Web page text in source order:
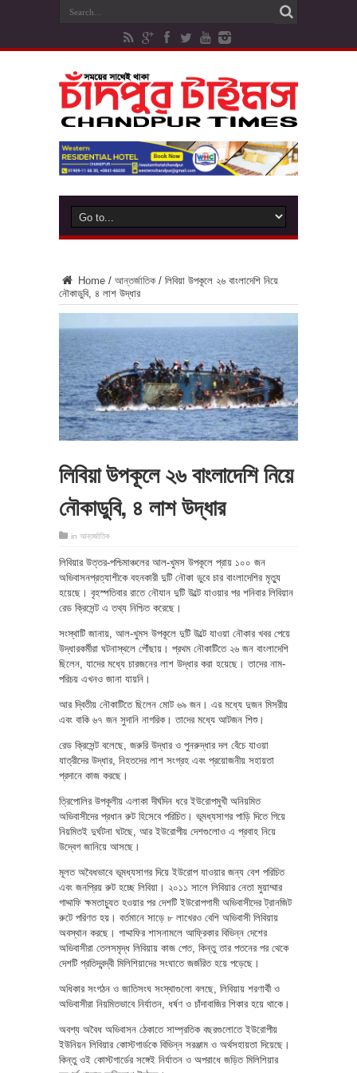
Home / আন্তর্জাতিক / লিবিয়া উপকূলে ২৬ বাংলাদেশি নিয়ে
নৌকাডুবি, ৪ লাশ উদ্ধার
লিবিয়া উপকূলে ২৬ বাংলাদেশি নিয়ে
নৌকাডুবি, ৪ লাশ উদ্ধার
in আন্তর্জাতিক
লিবিয়ার উত্তর-পশ্চিমাঞ্চলের আল-খুমস উপকূলে প্রায় ১০০ জন
অভিবাসনপ্রত্যাশীকে বহনকারী দুটি নৌকা ডুবে চার বাংলাদেশির মৃত্যু
হয়েছে। বৃহস্পতিবার রাতে নৌযান দুটি উল্টে যাওয়ার পর শনিবার লিবিয়ান
রেড ক্রিসেন্ট এ তথ্য নিশ্চিত করেছে।
সংস্থাটি জানায়, আল-খুমস উপকূলে দুটি উল্টে যাওয়া নৌকার খবর পেয়ে
উদ্ধারকর্মীরা ঘটনাস্থলে পৌঁছায়। প্রথম নৌকাটিতে ২৬ জন বাংলাদেশি
ছিলেন, যাদের মধ্যে চারজনের লাশ উদ্ধার করা হয়েছে। তাদের নাম-
পরিচয় এখনও জানা যায়নি।
আর দ্বিতীয় নৌকাটিতে ছিলেন মোট ৬৯ জন। এর মধ্যে দুজন মিসরীয়
এবং বাকি ৬৭ জন সুদানি নাগরিক। তাদের মধ্যে আটজন শিশু।
রেড ক্রিসেন্ট বলেছে, জরুরি উদ্ধার ও পুনরুদ্ধার দল বেঁচে যাওয়া
যাত্রীদের উদ্ধার, নিহতদের লাশ সংগ্রহ এবং প্রয়োজনীয় সহায়তা
প্রদানে কাজ করছে।
ত্রিপোলির উপকূলীয় এলাকা দীর্ঘদিন ধরে ইউরোপমুখী অনিয়মিত
অভিবাসীদের প্রধান রুট হিসেবে পরিচিত। ভূমধ্যসাগর পাড়ি দিতে গিয়ে
নিয়মিতই দুর্ঘটনা ঘটছে, আর ইউরোপীয় দেশগুলোও এ প্রবাহ নিয়ে
উদ্বেগ জানিয়ে আসছে।
মূলত অবৈধভাবে ভূমধ্যসাগর দিয়ে ইউরোপ যাওয়ার জন্য বেশ পরিচিত
এবং জনপ্রিয় রুট হচ্ছে লিবিয়া। ২০১১ সালে লিবিয়ার নেতা মুয়াম্মার
গাদ্দাফি ক্ষমতাচ্যুত হওয়ার পর দেশটি ইউরোপগামী অভিবাসীদের ট্রানজিট
রুটে পরিণত হয়। বর্তমানে সাড়ে ৮ লাখেরও বেশি অভিবাসী লিবিয়ায়
অবস্থান করছে। গাদ্দাফির শাসনামলে আফ্রিকার বিভিন্ন দেশের
অভিবাসীরা তেলসমৃদ্ধ লিবিয়ায় কাজ পেত, কিন্তু তার পতনের পর থেকে
দেশটি প্রতিদ্বন্দ্বী মিলিশিয়াদের সংঘাতে জর্জরিত হয়ে পড়েছে।
অধিকার সংগঠন ও জাতিসংঘ সংস্থাগুলো বলছে, লিবিয়ায় শরণার্থী ও
অভিবাসীরা নিয়মিতভাবে নির্যাতন, ধর্ষণ ও চাঁদাবাজির শিকার হয়ে থাকে।
অবশ্য অবৈধ অভিবাসন ঠেকাতে সাম্প্রতিক বছরগুলোতে ইউরোপীয়
ইউনিয়ন লিবিয়ার কোস্টগার্ডকে বিভিন্ন সরঞ্জাম ও অর্থসহায়তা দিয়েছে।
কিন্তু ওই কোস্টগার্ডের সঙ্গেই নির্যাতন ও অপরাধে জড়িত মিলিশিয়ার